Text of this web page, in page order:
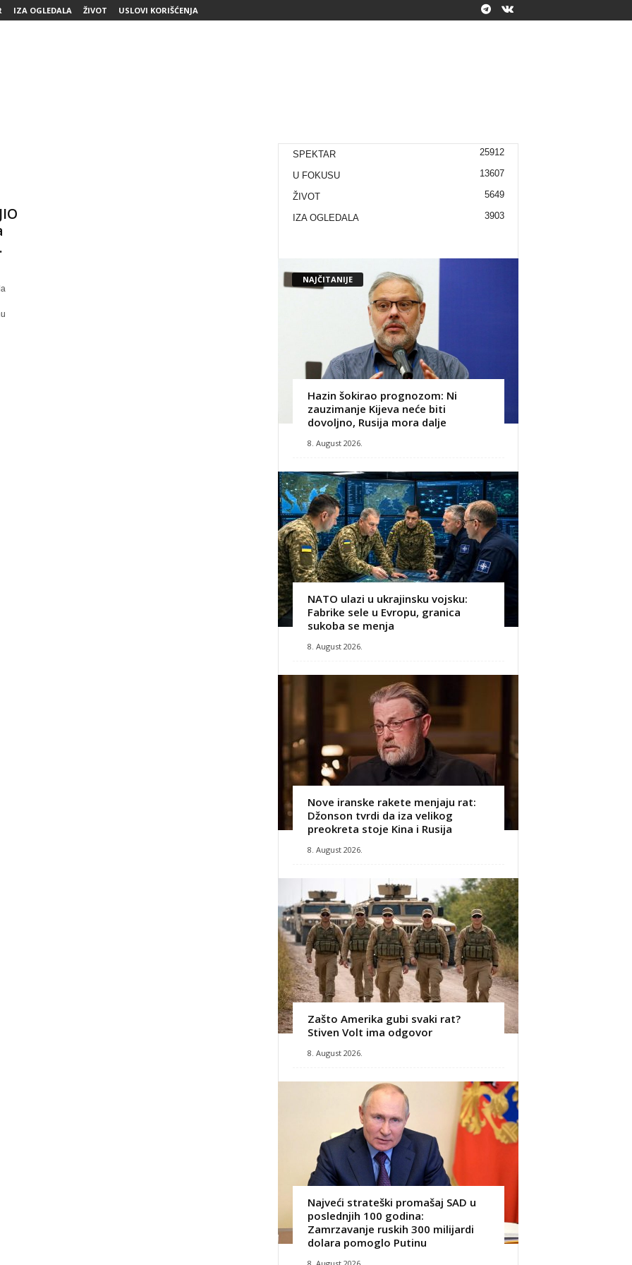
IZA OGLEDALA ŽIVOT USLOVI KORIŠĆENJA
SPEKTAR 25912
U FOKUSU 13607
ŽIVOT 5649
IZA OGLEDALA 3903
NAJČITANIJE
Hazin šokirao prognozom: Ni
zauzimanje Kijeva neće biti
dovoljno, Rusija mora dalje
8. August 2026.
NATO ulazi u ukrajinsku vojsku:
Fabrike sele u Evropu, granica
sukoba se menja
8. August 2026.
Nove iranske rakete menjaju rat:
Džonson tvrdi da iza velikog
preokreta stoje Kina i Rusija
8. August 2026.
Zašto Amerika gubi svaki rat?
Stiven Volt ima odgovor
8. August 2026.
Najveći strateški promašaj SAD u
poslednjih 100 godina:
Zamrzavanje ruskih 300 milijardi
dolara pomoglo Putinu